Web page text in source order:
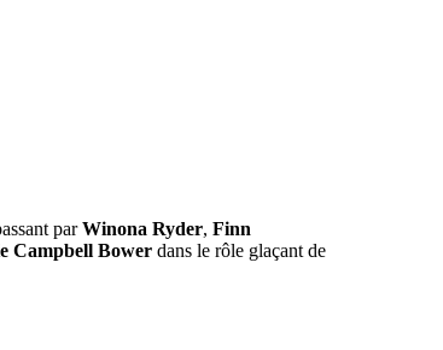
parWinona Ryder, Finn
Campbell Bower dans le rôle glaçant de